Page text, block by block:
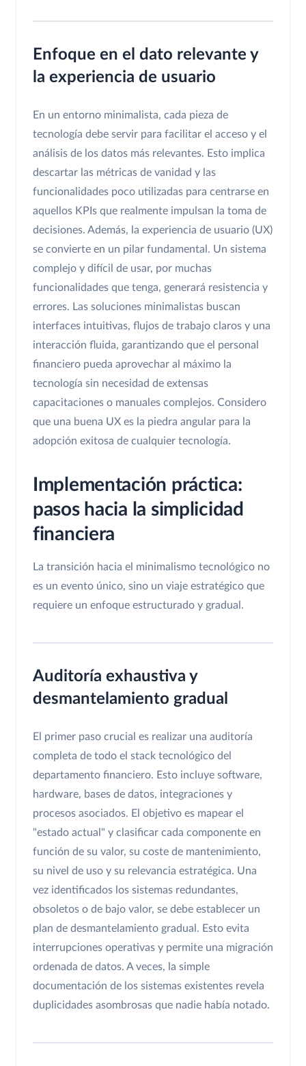
Enfoque en el dato relevante y
la experiencia de usuario
En un entorno minimalista, cada pieza de
tecnología debe servir para facilitar el acceso y el
análisis de los datos más relevantes. Esto implica
descartar las métricas de vanidad y las
funcionalidades poco utilizadas para centrarse en
aquellos KPIs que realmente impulsan la toma de
decisiones. Además, la experiencia de usuario (UX)
se convierte en un pilar fundamental. Un sistema
complejo y difícil de usar, por muchas
funcionalidades que tenga, generará resistencia y
errores. Las soluciones minimalistas buscan
interfaces intuitivas, flujos de trabajo claros y una
interacción fluida, garantizando que el personal
financiero pueda aprovechar al máximo la
tecnología sin necesidad de extensas
capacitaciones o manuales complejos. Considero
que una buena UX es la piedra angular para la
adopción exitosa de cualquier tecnología.
Implementación práctica:
pasos hacia la simplicidad
financiera
La transición hacia el minimalismo tecnológico no
es un evento único, sino un viaje estratégico que
requiere un enfoque estructurado y gradual.
Auditoría exhaustiva y
desmantelamiento gradual
El primer paso crucial es realizar una auditoría
completa de todo el stack tecnológico del
departamento financiero. Esto incluye software,
hardware, bases de datos, integraciones y
procesos asociados. El objetivo es mapear el
"estado actual" y clasificar cada componente en
función de su valor, su coste de mantenimiento,
su nivel de uso y su relevancia estratégica. Una
vez identificados los sistemas redundantes,
obsoletos o de bajo valor, se debe establecer un
plan de desmantelamiento gradual. Esto evita
interrupciones operativas y permite una migración
ordenada de datos. A veces, la simple
documentación de los sistemas existentes revela
duplicidades asombrosas que nadie había notado.